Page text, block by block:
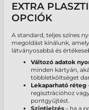
EXTRA
OPCIÓK
A standard, teljes színes
megoldást kínálunk,
látványosabbá és
Változó adatok
minden kártyán,
többletköltséget
Lekaparható réteg
regisztrációhoz
pontgyűjtést.
Szintjelzés – ha a